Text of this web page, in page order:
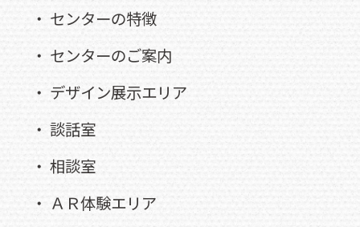
・ センターの特徴
・ センターのご案内
・ デザイン展示エリア
・ 談話室
・ 相談室
・ ＡＲ体験エリア